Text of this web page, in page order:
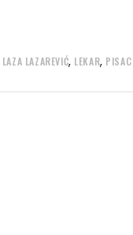
LAZA LAZAREVIĆ, LEKAR, PISAC